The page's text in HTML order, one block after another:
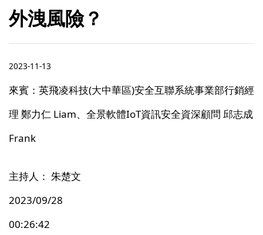
外洩風險？
2023-11-13
來賓：英飛凌科技(大中華區)安全互聯系統事業部行銷經
理 鄭力仁 Liam、全景軟體IoT資訊安全資深顧問 邱志成
Frank
主持人： 朱楚文
2023/09/28
00:26:42